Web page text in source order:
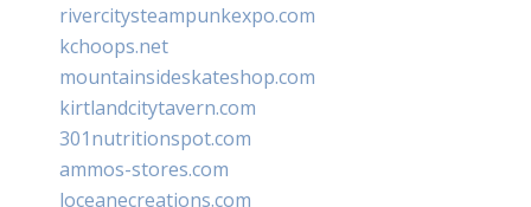
rivercitysteampunkexpo.com
kchoops.net
mountainsideskateshop.com
kirtlandcitytavern.com
301nutritionspot.com
ammos-stores.com
loceanecreations.com